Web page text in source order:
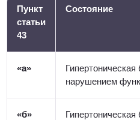
Пункт
статьи
43
Состояние
«а»
нарушением
«б»